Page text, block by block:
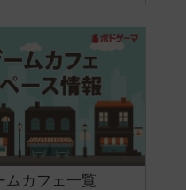
ムカフェ一覧